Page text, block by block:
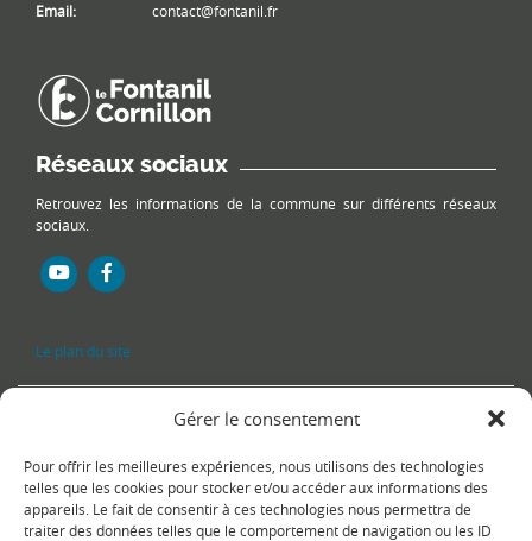
Gérer le consentement
Pour offrir les meilleures expériences, nous utilisons des technologies
telles que les cookies pour stocker et/ou accéder aux informations des
appareils. Le fait de consentir à ces technologies nous permettra de
traiter des données telles que le comportement de navigation ou les ID
Email:
contact@fontanil.fr
Réseaux sociaux
Retrouvez les informations de la commune sur différents réseaux
sociaux.
Le plan du site